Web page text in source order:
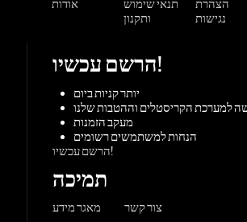
יותר קניות ביום
גישה למערכת הקריסטלים וההטבות שלנו
הרשם עכשיו!
תמיכה
מאגר מידע צור קשר
משחקים
Battle.net
UPlay